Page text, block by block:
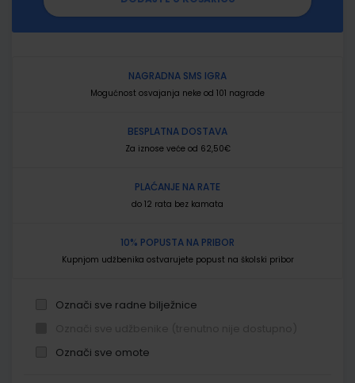
NAGRADNA SMS IGRA
Mogućnost osvajanja neke od 101 nagrade
BESPLATNA DOSTAVA
Za iznose veće od 62,50€
PLAĆANJE NA RATE
do 12 rata bez kamata
10% POPUSTA NA PRIBOR
Kupnjom udžbenika ostvarujete popust na školski pribor
Označi sve radne bilježnice
Označi sve omote